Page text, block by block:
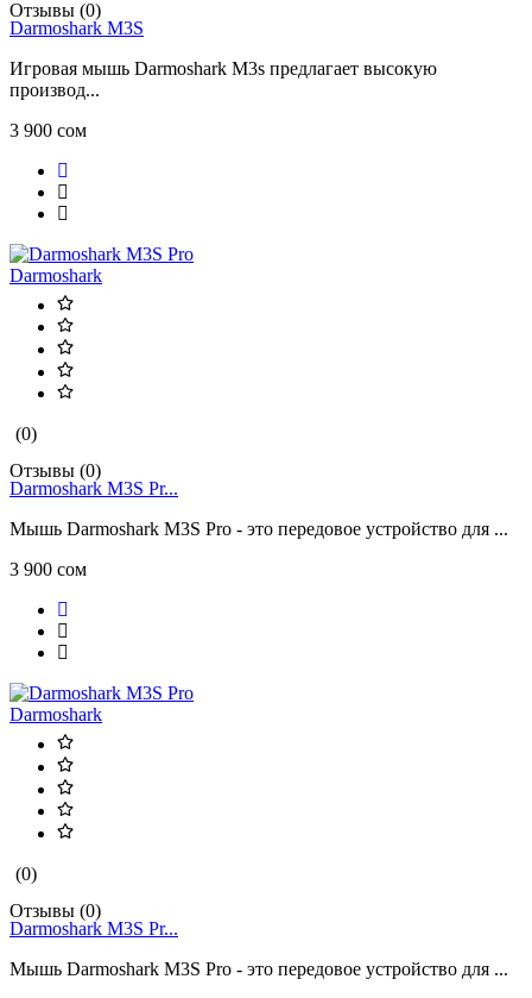
Отзывы (0)
Darmoshark M3S
Игровая мышь Darmoshark M3s предлагает высокую
производ...
3 900 сом
Darmoshark
(0)
Отзывы (0)
Darmoshark M3S Pr...
Мышь Darmoshark M3S Pro - это передовое устройство для ...
3 900 сом
Darmoshark
(0)
Отзывы (0)
Darmoshark M3S Pr...
Мышь Darmoshark M3S Pro - это передовое устройство для ...